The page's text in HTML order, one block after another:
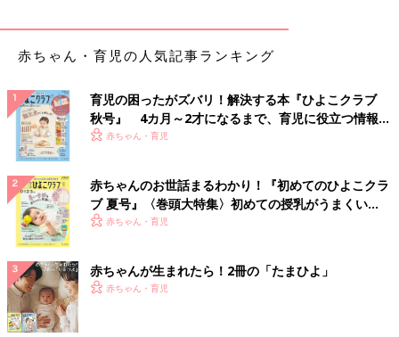
赤ちゃん・育児の人気記事ランキング
育児の困ったがズバリ！解決する本『ひよこクラブ
秋号』 4カ月～2才になるまで、育児に役立つ情報が
いっぱい！
赤ちゃん・育児
赤ちゃんのお世話まるわかり！『初めてのひよこクラ
ブ 夏号』〈巻頭大特集〉初めての授乳がうまくい
く！ おっぱい・ミルクの基本と夏のトラブル 解決テ
赤ちゃん・育児
赤ちゃんが生まれたら！2冊の「たまひよ」
赤ちゃん・育児